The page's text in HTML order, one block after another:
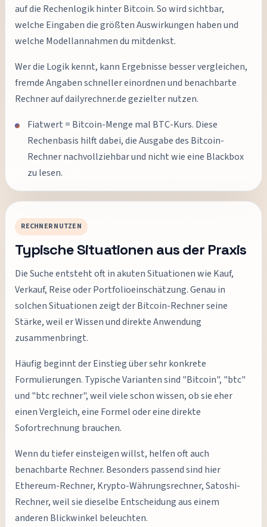
auf die Rechenlogik hinter Bitcoin. So wird sichtbar,
welche Eingaben die größten Auswirkungen haben und
welche Modellannahmen du mitdenkst.
Wer die Logik kennt, kann Ergebnisse besser vergleichen,
fremde Angaben schneller einordnen und benachbarte
Rechner auf dailyrechner.de gezielter nutzen.
Fiatwert = Bitcoin-Menge mal BTC-Kurs. Diese
Rechenbasis hilft dabei, die Ausgabe des Bitcoin-
Rechner nachvollziehbar und nicht wie eine Blackbox
zu lesen.
RECHNER NUTZEN
Typische Situationen aus der Praxis
Die Suche entsteht oft in akuten Situationen wie Kauf,
Verkauf, Reise oder Portfolioeinschätzung. Genau in
solchen Situationen zeigt der Bitcoin-Rechner seine
Stärke, weil er Wissen und direkte Anwendung
zusammenbringt.
Häufig beginnt der Einstieg über sehr konkrete
Formulierungen. Typische Varianten sind "Bitcoin", "btc"
und "btc rechner", weil viele schon wissen, ob sie eher
einen Vergleich, eine Formel oder eine direkte
Sofortrechnung brauchen.
Wenn du tiefer einsteigen willst, helfen oft auch
benachbarte Rechner. Besonders passend sind hier
Ethereum-Rechner, Krypto-Währungsrechner, Satoshi-
Rechner, weil sie dieselbe Entscheidung aus einem
anderen Blickwinkel beleuchten.